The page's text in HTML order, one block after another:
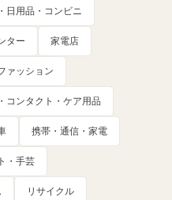
日用品・コンビニ
ター 家電店
ァッション
コンタクト・ケア用品
携帯・通信・家電
・手芸
リサイクル